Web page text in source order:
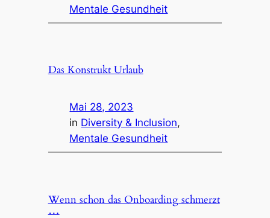
Mentale Gesundheit
Das Konstrukt Urlaub
Mai 28, 2023
in Diversity & Inclusion
Mentale Gesundheit
Wenn schon das Onboarding schmerzt
…